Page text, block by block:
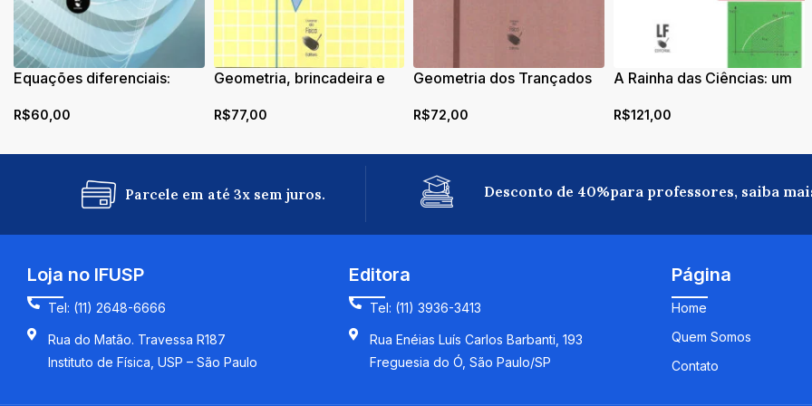
Equações diferenciais:
ciências
R$60,00
Geometria, brincadeira e
fundamental
R$77,00
Geometria dos Trançados
R$72,00
A Rainha das Ciências: um
maravilhoso mundo da
R$121,00
Parcele em até 3x sem juros. Desconto de 40%para professores, saiba
Loja no IFUSP
Tel: (11) 2648-6666
Rua do Matão. Travessa R187
Instituto de Física, USP – São Paulo
Editora
Tel: (11) 3936-3413
Rua Enéias Luís Carlos Barbanti, 193
Freguesia do Ó, São Paulo/SP
Página
Home
Quem Somos
Contato